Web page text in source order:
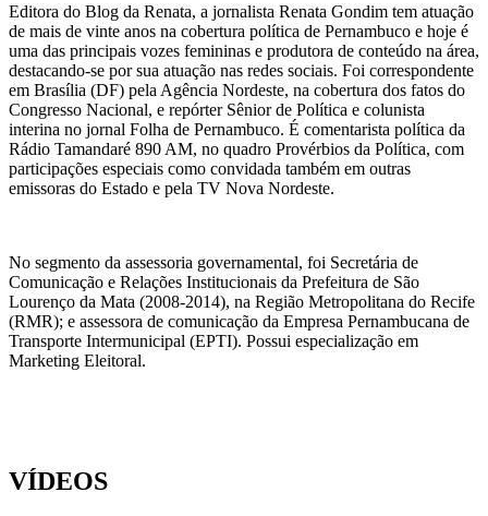
Editora do Blog da Renata, a jornalista Renata Gondim tem atuação
de mais de vinte anos na cobertura política de Pernambuco e hoje é
uma das principais vozes femininas e produtora de conteúdo na área,
destacando-se por sua atuação nas redes sociais. Foi correspondente
em Brasília (DF) pela Agência Nordeste, na cobertura dos fatos do
Congresso Nacional, e repórter Sênior de Política e colunista
interina no jornal Folha de Pernambuco. É comentarista política da
Rádio Tamandaré 890 AM, no quadro Provérbios da Política, com
participações especiais como convidada também em outras
emissoras do Estado e pela TV Nova Nordeste.
No segmento da assessoria governamental, foi Secretária de
Comunicação e Relações Institucionais da Prefeitura de São
Lourenço da Mata (2008-2014), na Região Metropolitana do Recife
(RMR); e assessora de comunicação da Empresa Pernambucana de
Transporte Intermunicipal (EPTI). Possui especialização em
Marketing Eleitoral.
VÍDEOS